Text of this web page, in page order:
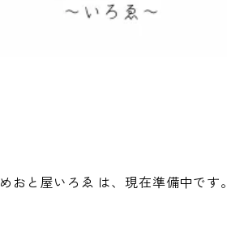
めおと屋いろゑ は、現在準備中です。